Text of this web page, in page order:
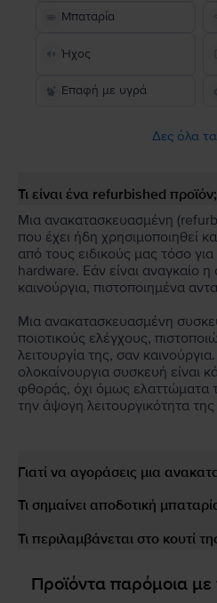
Μπαταρία
Ήχος
Επαφή με υγρά
Δες όλα
Τι είναι ένα refurbished προϊόν;
Μια ανακατασκευασμένη
που έχει ήδη χρησιμοποιηθεί
από τους ειδικούς μας τόσο
hardware. Εάν είναι αναγκαίο
καινούργια, πιστοποιημένα
Μια ανακατασκευασμένη
ποιοτικούς ελέγχους,
λειτουργία της, σαν
ολοκαίνουργια συσκευή είναι
φθοράς, όχι όμως ελαττώματα
την άψογη λειτουργικότητα
Γιατί να αγοράσεις μια
Τι σημαίνει αποδοτική
Τι περιλαμβάνεται στο κουτί
Προϊόντα παρόμοια